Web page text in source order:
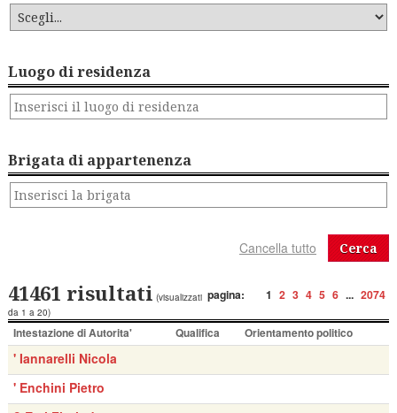
Luogo di residenza
Brigata di appartenenza
Cerca
pagina: 1 2 3 4 5 6 ... 2074
41461 risultati (visualizzati
da 1 a 20)
Intestazione di Autorita' Qualifica Orientamento politico
' Iannarelli Nicola
' Enchini Pietro